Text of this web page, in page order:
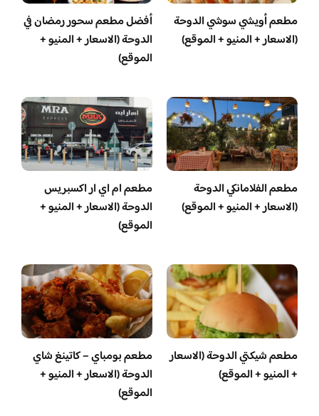
مطعم أويشي سوشي الدوحة
(الاسعار + المنيو + الموقع)
أفضل مطعم سحور رمضان في
الدوحة (الاسعار + المنيو +
الموقع)
مطعم الفلامانكي الدوحة
(الاسعار + المنيو + الموقع)
مطعم ام اي ار اكسبريس
الدوحة (الاسعار + المنيو +
الموقع)
مطعم شيكتي الدوحة (الاسعار
+ المنيو + الموقع)
مطعم بومباي – كاتينغ شاي
الدوحة (الاسعار + المنيو +
الموقع)